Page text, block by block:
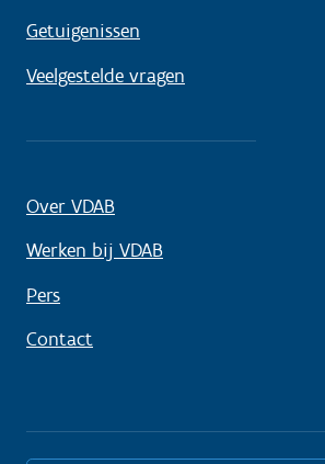
Getuigenissen
Veelgestelde vragen
Over VDAB
Werken bij VDAB
Pers
Contact